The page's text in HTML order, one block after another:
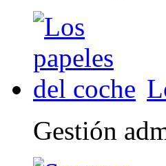
Gestión